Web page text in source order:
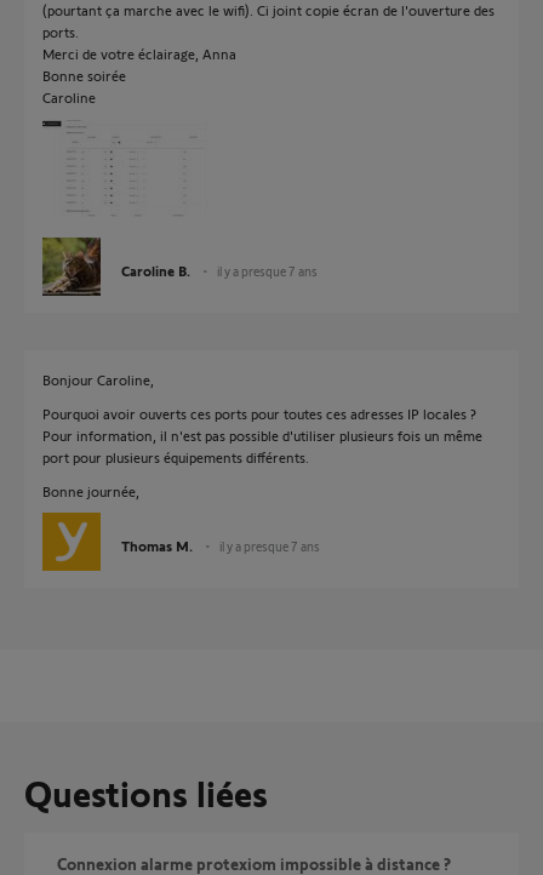
(pourtant ça marche avec le wifi). Ci joint copie écran de l'ouverture des
ports.
Merci de votre éclairage, Anna
Bonne soirée
Caroline
Caroline B. il y a presque 7 ans
Bonjour Caroline,
Pourquoi avoir ouverts ces ports pour toutes ces adresses IP locales ?
Pour information, il n'est pas possible d'utiliser plusieurs fois un même
port pour plusieurs équipements différents.
Bonne journée,
Thomas M. il y a presque 7 ans
Questions liées
Connexion alarme protexiom impossible à distance ?